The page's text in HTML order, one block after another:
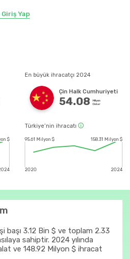
Yap
En büyük ihracatçı 2024
Çin Halk Cumhuriyeti
54.08
Milyon
Dolar
$
Türkiye’nin ihracatı
95.61 Milyon $
2020
158.31 Milyon $
2024
başı 3.12 Bin $ ve toplam 2.33
sahiptir. 2024 yılında
ve 148.92 Milyon $ ihracat